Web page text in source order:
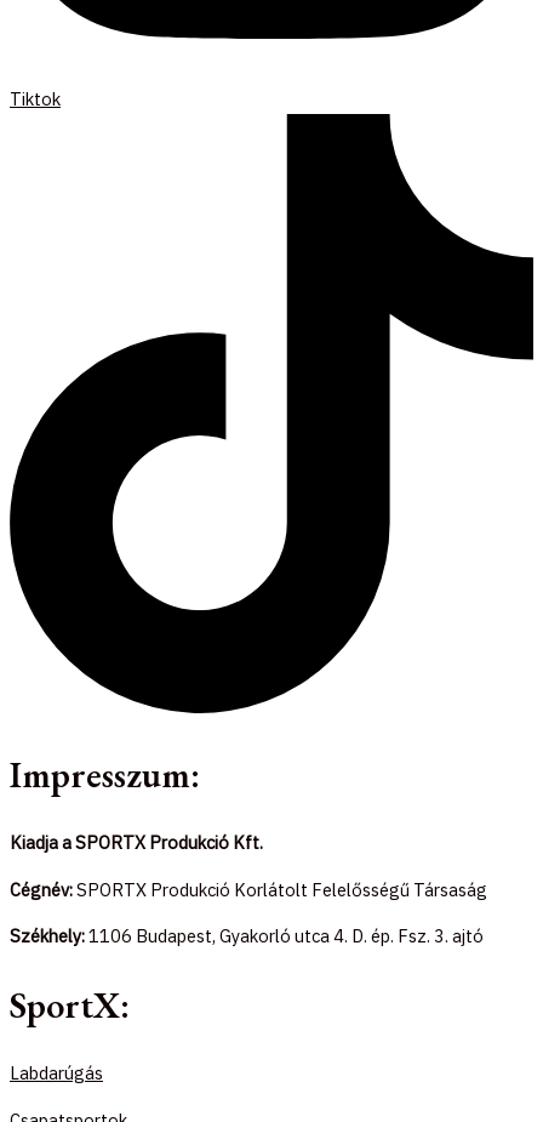
Tiktok
Impresszum:
Kiadja a SPORTX Produkció Kft.
Cégnév:SPORTX Produkció Korlátolt Felelősségű Társaság
Székhely:1106 Budapest, Gyakorló utca 4. D. ép. Fsz. 3. ajtó
SportX:
Labdarúgás